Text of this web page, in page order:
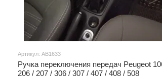
Артикул: AB1633
Ручка переключения передач Peugeot
206 / 207 / 306 / 307 / 407 / 408 / 508